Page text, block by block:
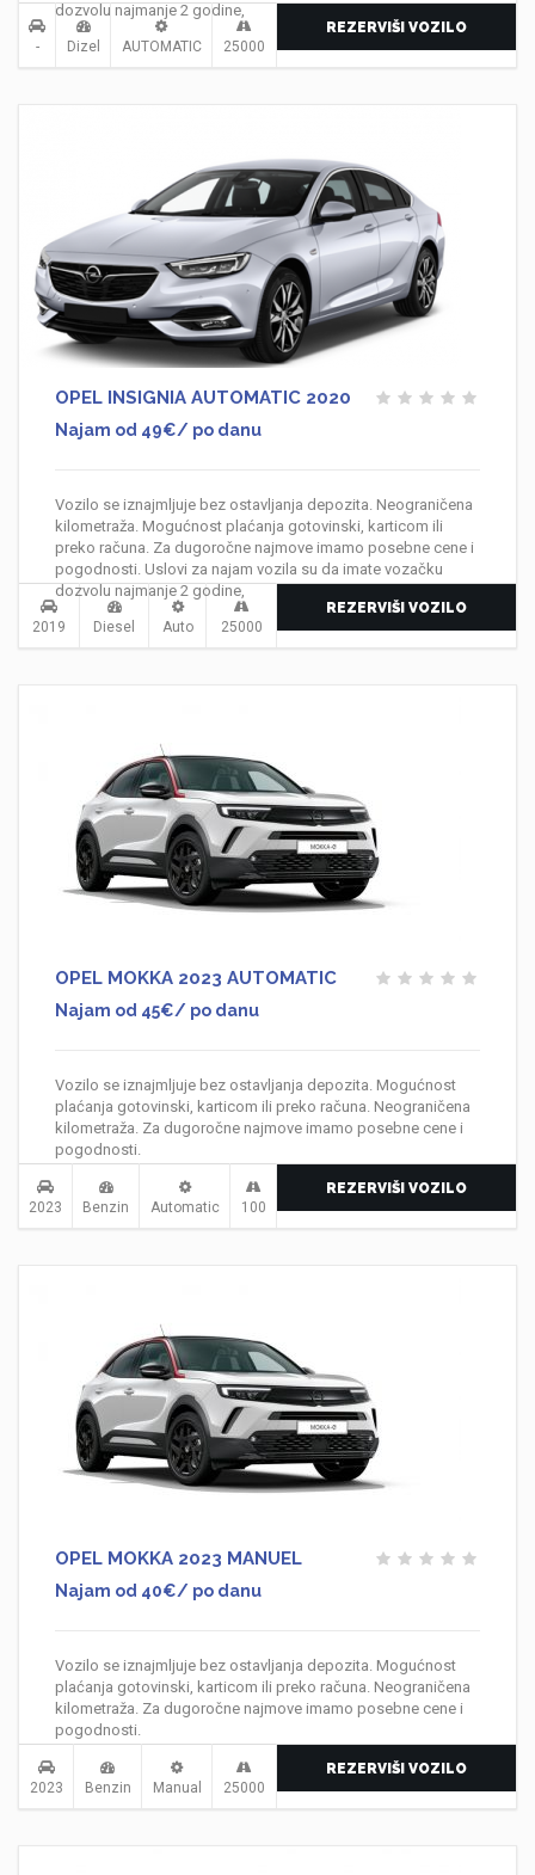
dozvolu najmanje 2 godine,
- Dizel AUTOMATIC 25000
REZERVIŠI VOZILO
OPEL INSIGNIA AUTOMATIC 2020
Najam od 49€/ po danu
Vozilo se iznajmljuje bez ostavljanja depozita. Neograničena
kilometraža. Mogućnost plaćanja gotovinski, karticom ili
preko računa. Za dugoročne najmove imamo posebne cene i
pogodnosti. Uslovi za najam vozila su da imate vozačku
dozvolu najmanje 2 godine,
2019 Diesel Auto 25000
REZERVIŠI VOZILO
OPEL MOKKA 2023 AUTOMATIC
Najam od 45€/ po danu
Vozilo se iznajmljuje bez ostavljanja depozita. Mogućnost
plaćanja gotovinski, karticom ili preko računa. Neograničena
kilometraža. Za dugoročne najmove imamo posebne cene i
pogodnosti.
2023 Benzin Automatic 100
REZERVIŠI VOZILO
OPEL MOKKA 2023 MANUEL
Najam od 40€/ po danu
Vozilo se iznajmljuje bez ostavljanja depozita. Mogućnost
plaćanja gotovinski, karticom ili preko računa. Neograničena
kilometraža. Za dugoročne najmove imamo posebne cene i
pogodnosti.
2023 Benzin Manual 25000
REZERVIŠI VOZILO